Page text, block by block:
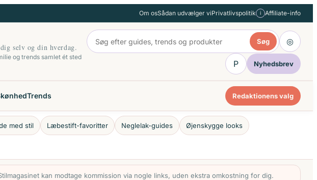
Om osSådan udvælger viPrivatlivspolitik i Affiliate-info
selv og din hverdag.
og trends samlet ét sted
Søg ◎
P Nyhedsbrev
Trends Redaktionens valg
med stil Læbestift-favoritter Neglelak-guides Øjenskygge looks
kan modtage kommission via nogle links, uden ekstra omkostning for dig.